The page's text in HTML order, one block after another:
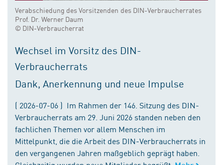
Verabschiedung des Vorsitzenden des DIN-Verbraucherrates
Prof. Dr. Werner Daum
© DIN-Verbraucherrat
Wechsel im Vorsitz des DIN-
Verbraucherrats
Dank, Anerkennung und neue Impulse
( 2026-07-06 ) Im Rahmen der 146. Sitzung des DIN-
Verbraucherrats am 29. Juni 2026 standen neben den
fachlichen Themen vor allem Menschen im
Mittelpunkt, die die Arbeit des DIN-Verbraucherrats in
den vergangenen Jahren maßgeblich geprägt haben.